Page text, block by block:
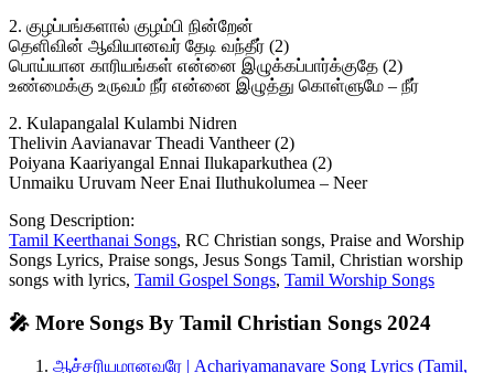
2. குழப்பங்களால் குழம்பி நின்றேன்
தெளிவின் ஆவியானவர் தேடி வந்தீர் (2)
பொய்யான காரியங்கள் என்னை இழுக்கப்பார்க்குதே (2)
உண்மைக்கு உருவம் நீர் என்னை இழுத்து கொள்ளுமே – நீர்
2. Kulapangalal Kulambi Nidren
Thelivin Aavianavar Theadi Vantheer (2)
Poiyana Kaariyangal Ennai Ilukaparkuthea (2)
Unmaiku Uruvam Neer Enai Iluthukolumea – Neer
Song Description:
Tamil Keerthanai Songs, RC Christian songs, Praise and Worship
Songs Lyrics, Praise songs, Jesus Songs Tamil, Christian worship
songs with lyrics, Tamil Gospel Songs, Tamil Worship Songs
🎤 More Songs By Tamil Christian Songs 2024
ஆச்சரியமானவரே | Achariyamanavare Song Lyrics (Tamil,